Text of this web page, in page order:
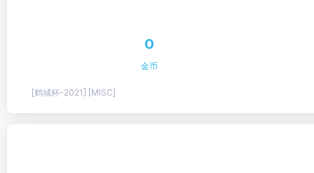
0
金币
[鹤城杯-2021] [MISC]